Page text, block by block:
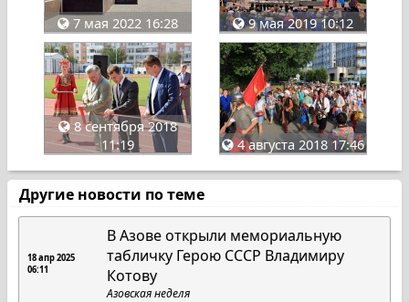
7 мая 2022 16:28 9 мая 2019 10:12
8 сентября 2018
11:19
4 августа 2018 17:46
Другие новости по теме
18 апр 2025
06:11
В Азове открыли мемориальную
табличку Герою СССР Владимиру
Котову
Азовская неделя